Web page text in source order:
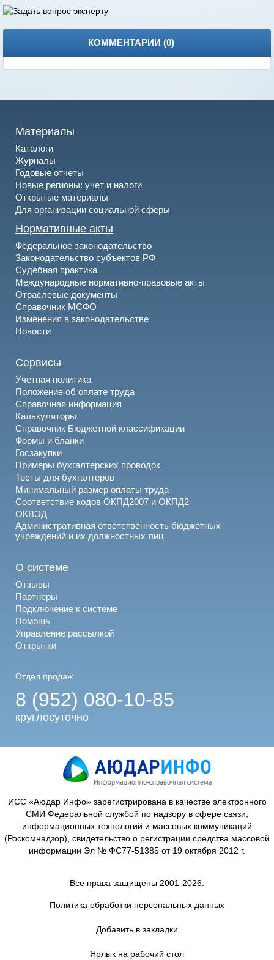
КОММЕНТАРИИ (0)
Материалы
Каталоги
Журналы
Годовые отчеты
Новые регионы: учет и налоги
Открытые материалы
Для организации социальной сферы
Нормативные акты
Федеральное законодательство
Законодательство субъектов РФ
Судебная практика
Международные нормативно-правовые акты
Отраслевые документы
Справочник МСФО
Изменения в законодательстве
Новости
Сервисы
Учетная политика
Положение об оплате труда
Справочная информация
Калькуляторы
Справочник Бюджетной классификации
Формы и бланки
Госзакупки
Примеры бухгалтерских проводок
Тесты для бухгалтеров
Минимальный размер оплаты труда
Соответствие кодов ОКПД2007 и ОКПД2
ОКВЭД
Административная ответственность бюджетных
учреждений и их должностных лиц
О системе
Отзывы
Партнеры
Подключение к системе
Помощь
Управление рассылкой
Открытки
Отдел продаж
8 (952) 080-10-85
круглосуточно
ИСС «Аюдар Инфо» зарегистрирована в качестве электронного
СМИ Федеральной службой по надзору в сфере связи,
информационных технологий и массовых коммуникаций
(Роскомнадзор), свидетельство о регистрации средства массовой
информации Эл № ФС77-51385 от 19 октября 2012 г.
Все права защищены 2001-2026.
Политика обработки персональных данных
Добавить в закладки
Ярлык на рабочий стол